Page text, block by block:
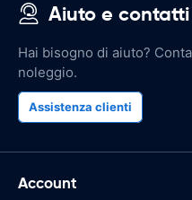
Aiuto e contatti
Hai bisogno di aiuto?
noleggio.
Assistenza clienti
Account